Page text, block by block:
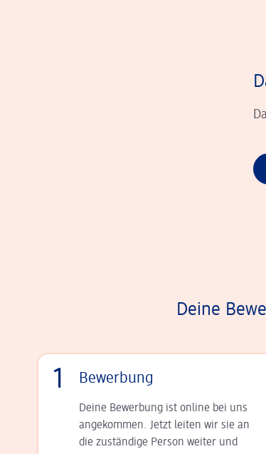
Deine
1 Bewerbung
Deine Bewerbung ist online bei uns
angekommen. Jetzt leiten wir sie an
die zu­stän­dige Person weiter und